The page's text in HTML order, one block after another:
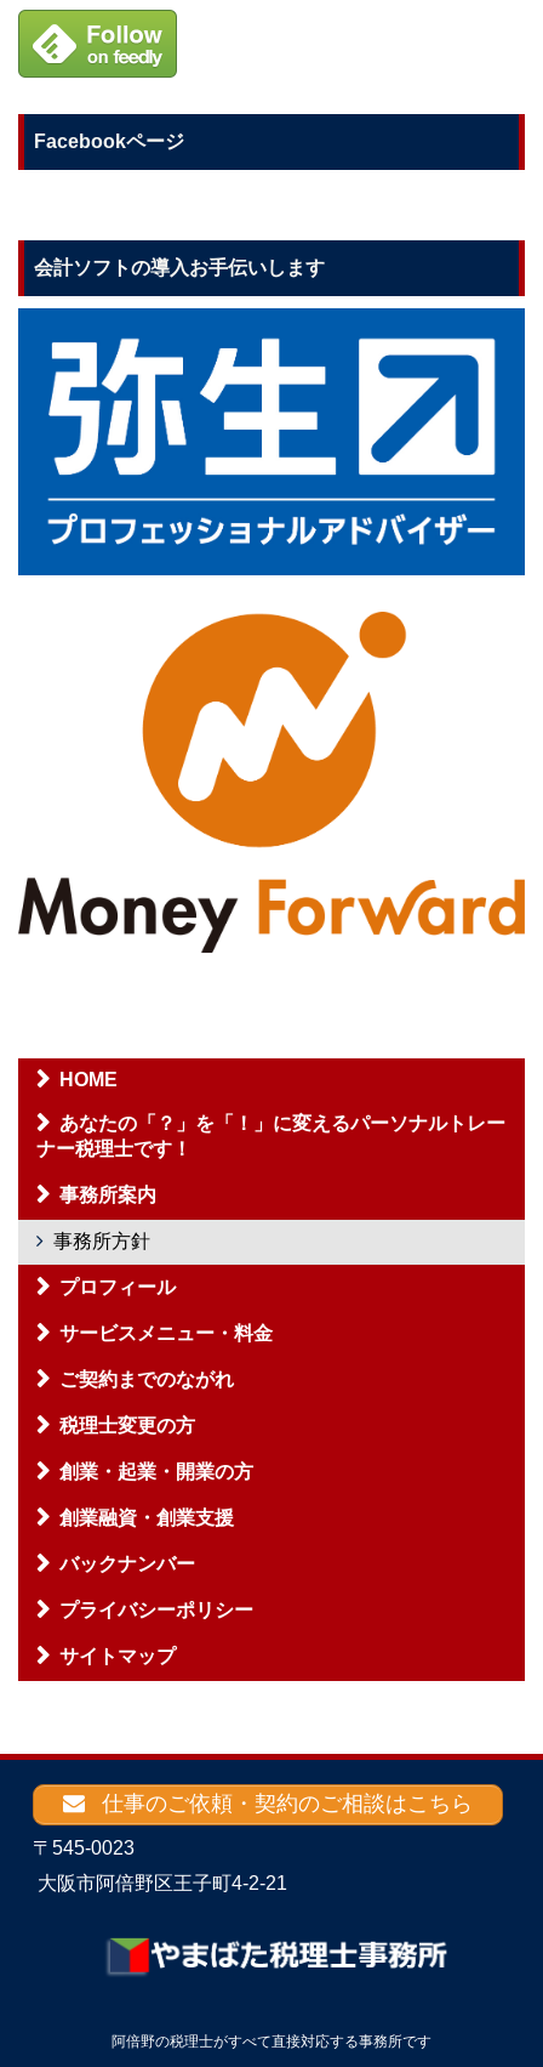
Facebookページ
会計ソフトの導入お手伝いします
HOME
あなたの「？」を「！」に変えるパーソナルトレー
ナー税理士です！
事務所案内
事務所方針
プロフィール
サービスメニュー・料金
ご契約までのながれ
税理士変更の方
創業・起業・開業の方
創業融資・創業支援
バックナンバー
プライバシーポリシー
サイトマップ
仕事のご依頼・契約のご相談はこちら
〒545-0023
大阪市阿倍野区王子町4-2-21
阿倍野の税理士がすべて直接対応する事務所です